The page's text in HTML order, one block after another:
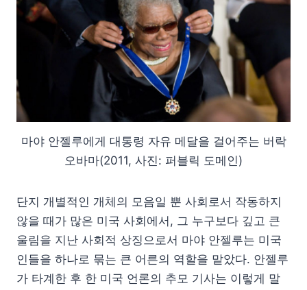
마야 안젤루에게 대통령 자유 메달을 걸어주는 버락
오바마(2011, 사진: 퍼블릭 도메인)
단지 개별적인 개체의 모음일 뿐 사회로서 작동하지
않을 때가 많은 미국 사회에서, 그 누구보다 깊고 큰
울림을 지난 사회적 상징으로서 마야 안젤루는 미국
인들을 하나로 묶는 큰 어른의 역할을 맡았다. 안젤루
가 타계한 후 한 미국 언론의 추모 기사는 이렇게 말